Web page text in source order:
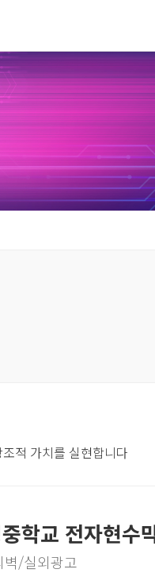
적 가치를 실현합니다
학교 전자현수
벽/실외광고